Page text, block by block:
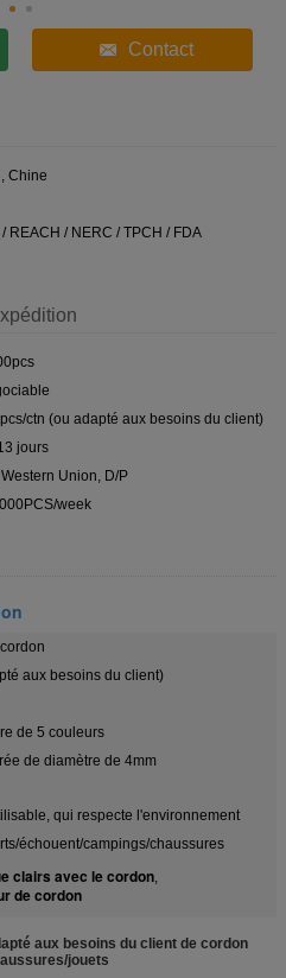
Contact
Chine
REACH / NERC / TPCH / FDA
ctn (ou adapté aux besoins du client)
jours
Western Union, D/P
week
aux besoins du client)
de 5 couleurs
de diamètre de 4mm
qui respecte l'environnement
échouent/campings/chaussures
clairs avec le cordon,
de cordon
aux besoins du client de cordon
jouets